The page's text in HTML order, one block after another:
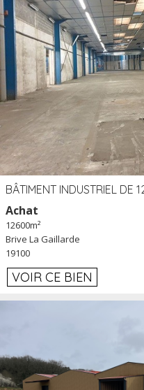
BÂTIMENT INDUSTRIEL DE
Achat
12600m²
Brive La Gaillarde
19100
VOIR CE BIEN